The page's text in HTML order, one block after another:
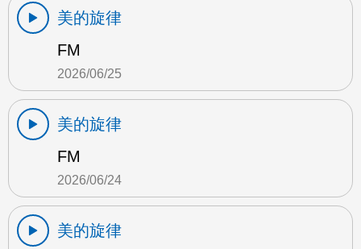
美的旋律
FM
2026/06/25
美的旋律
FM
2026/06/24
美的旋律